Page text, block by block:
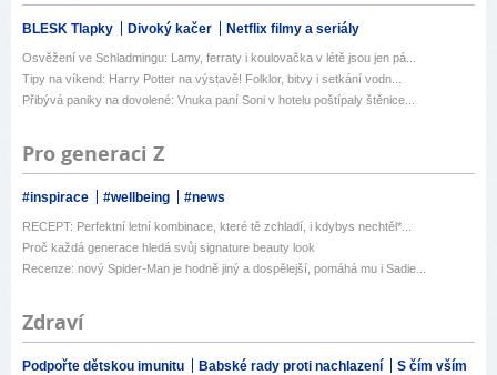
BLESK Tlapky Divoký kačer Netflix filmy a seriály
Osvěžení ve Schladmingu: Lamy, ferraty i koulovačka v létě jsou jen pá...
Tipy na víkend: Harry Potter na výstavě! Folklor, bitvy i setkání vodn...
Přibývá paniky na dovolené: Vnuka paní Soni v hotelu poštípaly štěnice...
Pro generaci Z
#inspirace #wellbeing #news
RECEPT: Perfektní letní kombinace, které tě zchladí, i kdybys nechtěl*...
Proč každá generace hledá svůj signature beauty look
Recenze: nový Spider-Man je hodně jiný a dospělejší, pomáhá mu i Sadie...
Zdraví
Podpořte dětskou imunitu Babské rady proti nachlazení
S čím vším